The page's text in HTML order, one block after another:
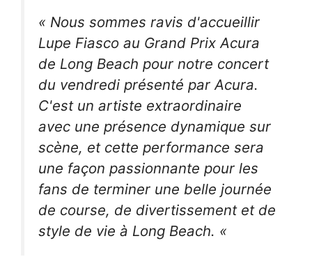
« Nous sommes ravis d'accueillir
Lupe Fiasco au Grand Prix Acura
de Long Beach pour notre concert
du vendredi présenté par Acura.
C'est un artiste extraordinaire
avec une présence dynamique sur
scène, et cette performance sera
une façon passionnante pour les
fans de terminer une belle journée
de course, de divertissement et de
style de vie à Long Beach. «